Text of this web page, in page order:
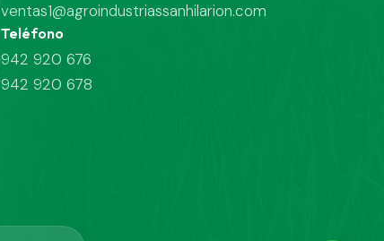
ventas1@agroindustriassanhilarion.com
Teléfono
942 920 676
942 920 678